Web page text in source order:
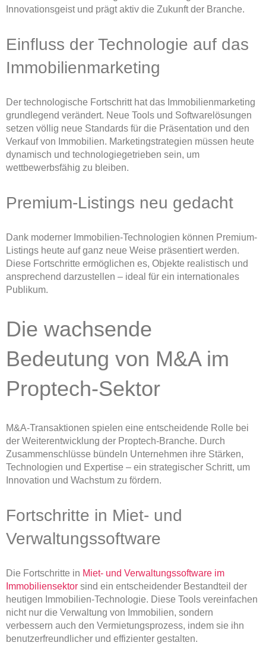
Innovationsgeist und prägt aktiv die Zukunft der Branche.
Einfluss der Technologie auf das
Immobilienmarketing
Der technologische Fortschritt hat das Immobilienmarketing
grundlegend verändert. Neue Tools und Softwarelösungen
setzen völlig neue Standards für die Präsentation und den
Verkauf von Immobilien. Marketingstrategien müssen heute
dynamisch und technologiegetrieben sein, um
wettbewerbsfähig zu bleiben.
Premium-Listings neu gedacht
Dank moderner Immobilien-Technologien können Premium-
Listings heute auf ganz neue Weise präsentiert werden.
Diese Fortschritte ermöglichen es, Objekte realistisch und
ansprechend darzustellen – ideal für ein internationales
Publikum.
Die wachsende
Bedeutung von M&A im
Proptech-Sektor
M&A-Transaktionen spielen eine entscheidende Rolle bei
der Weiterentwicklung der Proptech-Branche. Durch
Zusammenschlüsse bündeln Unternehmen ihre Stärken,
Technologien und Expertise – ein strategischer Schritt, um
Innovation und Wachstum zu fördern.
Fortschritte in Miet- und
Verwaltungssoftware
Die Fortschritte in Miet- und Verwaltungssoftware im
Immobiliensektor sind ein entscheidender Bestandteil der
heutigen Immobilien-Technologie. Diese Tools vereinfachen
nicht nur die Verwaltung von Immobilien, sondern
verbessern auch den Vermietungsprozess, indem sie ihn
benutzerfreundlicher und effizienter gestalten.